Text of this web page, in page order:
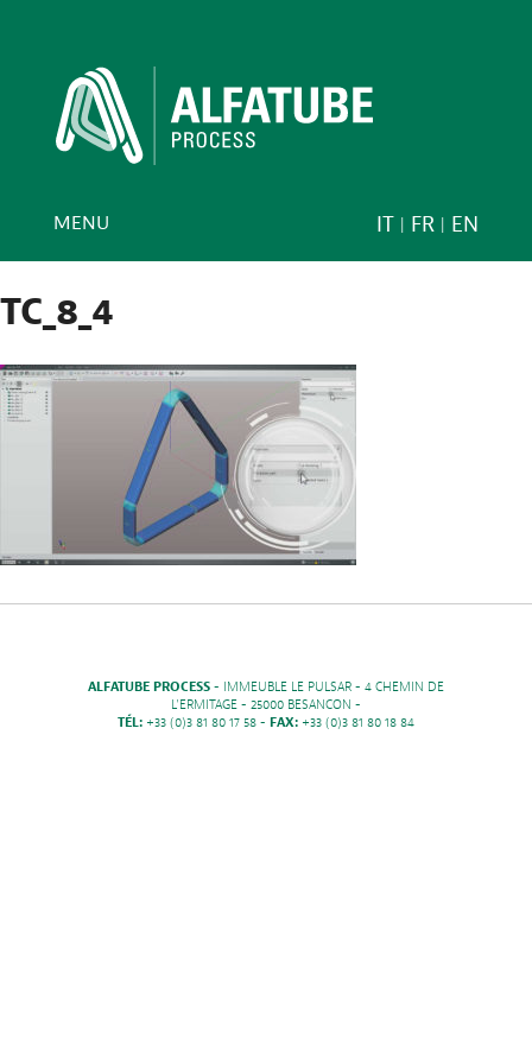
IT FR EN
MENU
TC_8_4
ALFATUBE PROCESS - IMMEUBLE LE PULSAR - 4 CHEMIN DE
L'ERMITAGE - 25000 BESANCON -
TÉL: +33 (0)3 81 80 17 58 - FAX: +33 (0)3 81 80 18 84